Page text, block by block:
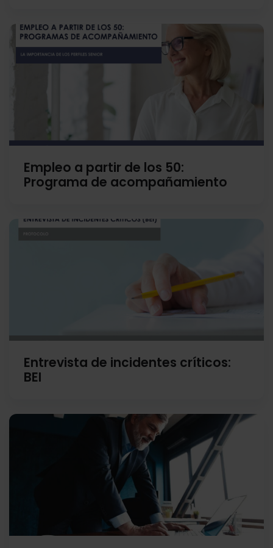
Empleo a partir de los 50:
Programa de acompañamiento
Entrevista de incidentes críticos:
BEI